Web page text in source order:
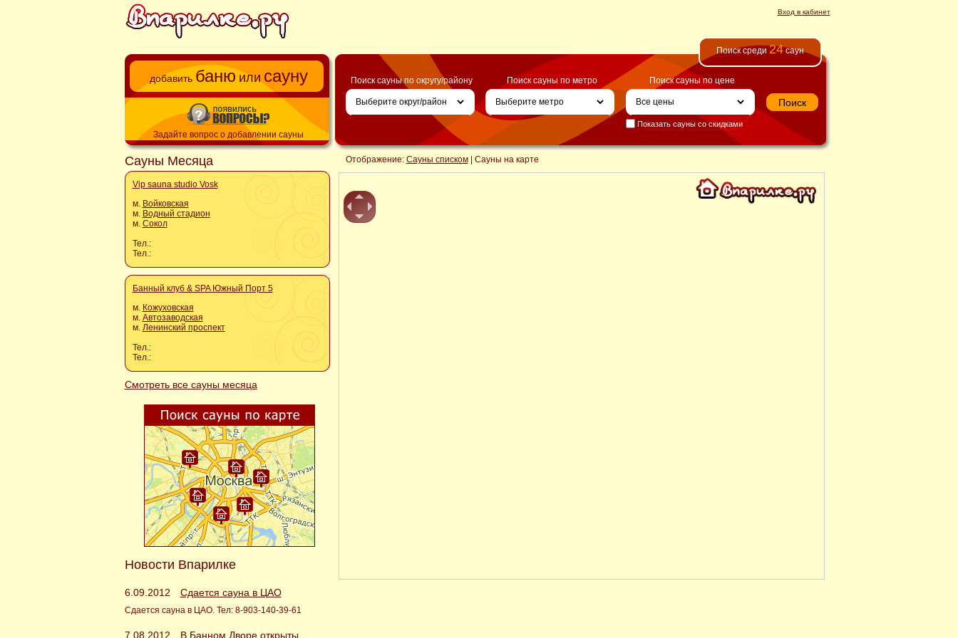
Вход в кабинет
добавить баню или сауну
Задайте вопрос о добавлении сауны
Сауны Месяца
Vip sauna studio Vosk
м. Войковская
м. Водный стадион
м. Сокол
Тел.:
Тел.:
Банный клуб & SPA Южный Порт 5
м. Кожуховская
м. Автозаводская
м. Ленинский проспект
Тел.:
Тел.:
Смотреть все сауны месяца
Новости Впарилке
6.09.2012 Сдается сауна в ЦАО
Сдается сауна в ЦАО. Тел: 8-903-140-39-61
7.08.2012 В Банном Дворе открыты
Поиск среди 24саун
Поиск сауны по округу/району Поиск сауны по метро Поиск сауны по цене
Показать сауны со скидками
Отображение: Сауны списком| Сауны на карте